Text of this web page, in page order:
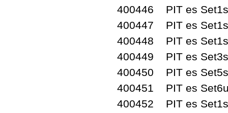
400446 PIT es
400447 PIT es
400448 PIT es
400449 PIT es
400450 PIT es
400451 PIT es
400452 PIT es